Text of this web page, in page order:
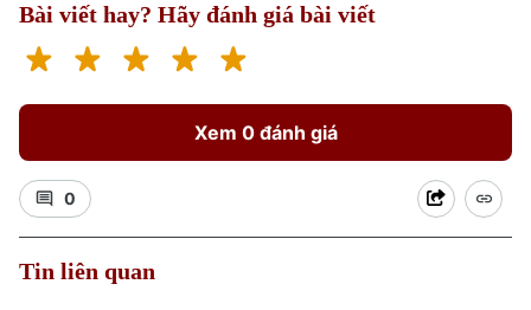
Xu hướng
Bài viết hay? Hãy đánh giá bài viết
Xem 0 đánh giá
0
Tin liên quan